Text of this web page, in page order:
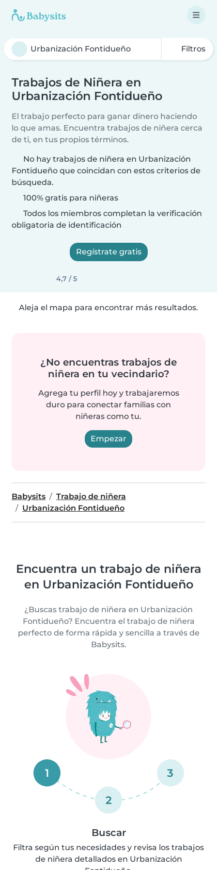
Filtros
Trabajos de Niñera en
Urbanización Fontidueño
El trabajo perfecto para ganar dinero haciendo
lo que amas. Encuentra trabajos de niñera cerca
de ti, en tus propios términos.
No hay trabajos de niñera en Urbanización
Fontidueño que coincidan con estos criterios de
búsqueda.
100% gratis para niñeras
Todos los miembros completan la verificación
obligatoria de identificación
Regístrate gratis
4,7 / 5
Aleja el mapa para encontrar más resultados.
¿No encuentras trabajos de
niñera en tu vecindario?
Agrega tu perfil hoy y trabajaremos
duro para conectar familias con
niñeras como tu.
Empezar
Babysits
Trabajo de niñera
Urbanización Fontidueño
Encuentra un trabajo de niñera
en Urbanización Fontidueño
¿Buscas trabajo de niñera en Urbanización
Fontidueño? Encuentra el trabajo de niñera
perfecto de forma rápida y sencilla a través de
Babysits.
1
2
3
Buscar
Filtra según tus necesidades y revisa los trabajos
de niñera detallados en Urbanización